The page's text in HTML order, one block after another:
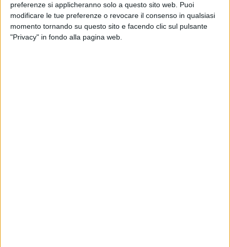
preferenze si applicheranno solo a questo sito web. Puoi
modificare le tue preferenze o revocare il consenso in qualsiasi
momento tornando su questo sito e facendo clic sul pulsante
"Privacy" in fondo alla pagina web.
#atupertu con i Pinguini Tattici Nucleari